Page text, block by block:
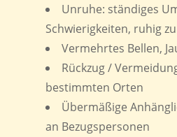
Unruhe: ständiges
Schwierigkeiten, ruhig
Vermehrtes Bellen,
Rückzug /
bestimmten Orten
Übermäßige
an Bezugspersonen